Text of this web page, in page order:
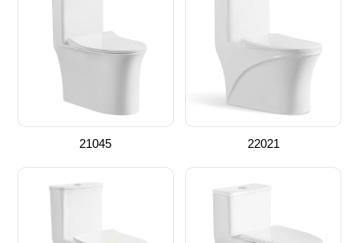
21045 22021